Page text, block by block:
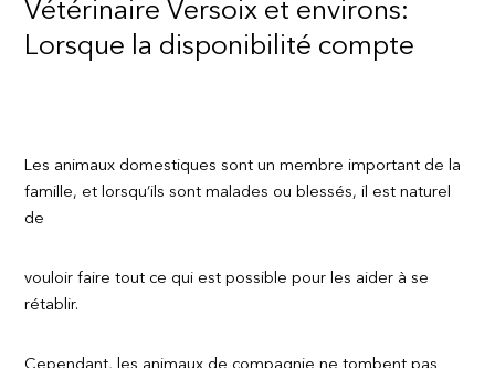
Vétérinaire Versoix et environs:
Lorsque la disponibilité compte
Les animaux domestiques sont un membre important de la
famille, et lorsqu’ils sont malades ou blessés, il est naturel
de
vouloir faire tout ce qui est possible pour les aider à se
rétablir.